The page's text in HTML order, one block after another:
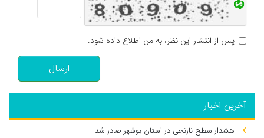
پس از انتشار این نظر، به من اطلاع داده شود.
ارسال
آخرین اخبار
هشدار سطح نارنجی در استان بوشهر صادر شد